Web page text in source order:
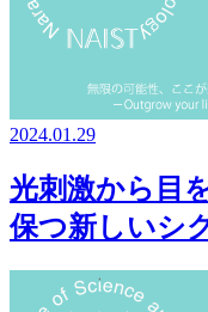
2024.01.29
光刺激から目
保つ新しいシ